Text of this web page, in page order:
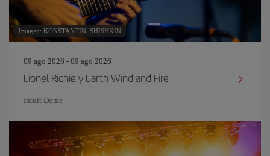
Imagen: KONSTANTIN_SHISHKIN
09 ago 2026 - 09 ago 2026
Lionel Richie y Earth Wind and Fire
Intuit Dome